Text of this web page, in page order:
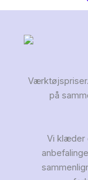
på
Vi klæder